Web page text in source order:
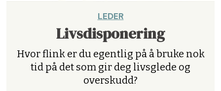
LEDER
Livsdisponering
Hvor flink er du egentlig på å bruke nok
tid på det som gir deg livsglede og
overskudd?